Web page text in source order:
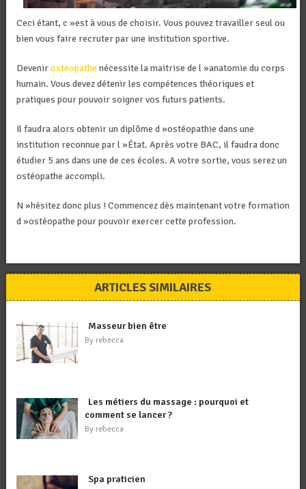
Ceci étant, c »est à vous de choisir. Vous pouvez travailler seul ou
bien vous faire recruter par une institution sportive.
Devenirostéopathe nécessite la maitrise de l »anatomie du corps
humain. Vous devez détenir les compétences théoriques et
pratiques pour pouvoir soigner vos futurs patients.
Il faudra alors obtenir un diplôme d »ostéopathie dans une
institution reconnue par l »État. Après votre BAC, il faudra donc
étudier 5 ans dans une de ces écoles. A votre sortie, vous serez un
ostéopathe accompli.
N »hésitez donc plus ! Commencez dès maintenant votre formation
d »ostéopathe pour pouvoir exercer cette profession.
ARTICLES SIMILAIRES
Masseur bien être
By rebecca
Les métiers du massage : pourquoi et
comment se lancer ?
By rebecca
Spa praticien